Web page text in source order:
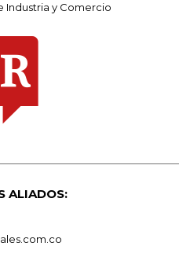
Industria y Comercio
ALIADOS: